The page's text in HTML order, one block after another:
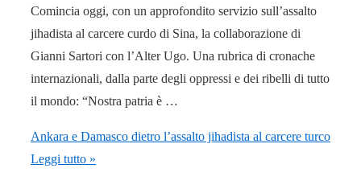
Comincia oggi, con un approfondito servizio sull’assalto
jihadista al carcere curdo di Sina, la collaborazione di
Gianni Sartori con l’Alter Ugo. Una rubrica di cronache
internazionali, dalla parte degli oppressi e dei ribelli di tutto
il mondo: “Nostra patria è …
Ankara e Damasco dietro l’assalto jihadista al carcere turco
Leggi tutto »